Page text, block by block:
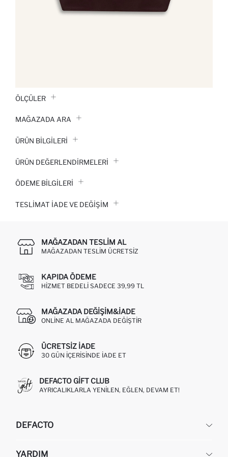
ÖLÇÜLER
MAĞAZADA ARA
ÜRÜN BILGILERI
ÜRÜN DEĞERLENDİRMELERİ
ÖDEME BİLGİLERİ
TESLIMAT İADE VE DEĞIŞIM
MAĞAZADAN TESLIM AL
MAĞAZADAN TESLIM ÜCRETSIZ
KAPIDA ÖDEME
HIZMET BEDELI SADECE 39,99 TL
MAĞAZADA DEĞIŞIM&İADE
ONLINE AL MAĞAZADA DEĞIŞTIR
ÜCRETSIZ IADE
30 GÜN IÇERISINDE IADE ET
DEFACTO GIFT CLUB
AYRICALIKLARLA YENILEN, EĞLEN, DEVAM ET!
DEFACTO
YARDIM